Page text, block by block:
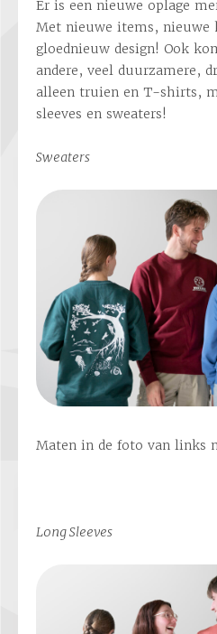
Er is een nieuwe oplage
Met nieuwe items, nieuwe
gloednieuw design! Ook
andere, veel duurzamere,
alleen truien en T-shirts,
sleeves en sweaters!
Sweaters
Maten in de foto van links
Long Sleeves